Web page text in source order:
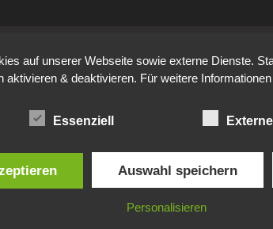
auf unserer Webseite sowie externe Dienste.
aktivieren & deaktivieren. Für weitere
Essenziell
Auswahl speichern
Personalisieren